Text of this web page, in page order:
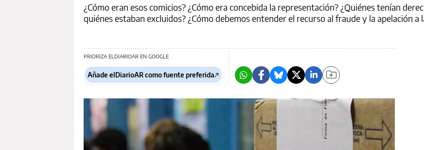
¿Cómo eran esos comicios? ¿Cómo era concebida la representación? ¿Quiénes tenían
quiénes estaban excluidos? ¿Cómo debemos entender el recurso al fraude y la apelación a
PRIORIZA ELDIARIOAR EN GOOGLE
Añade elDiarioAR como fuente preferida